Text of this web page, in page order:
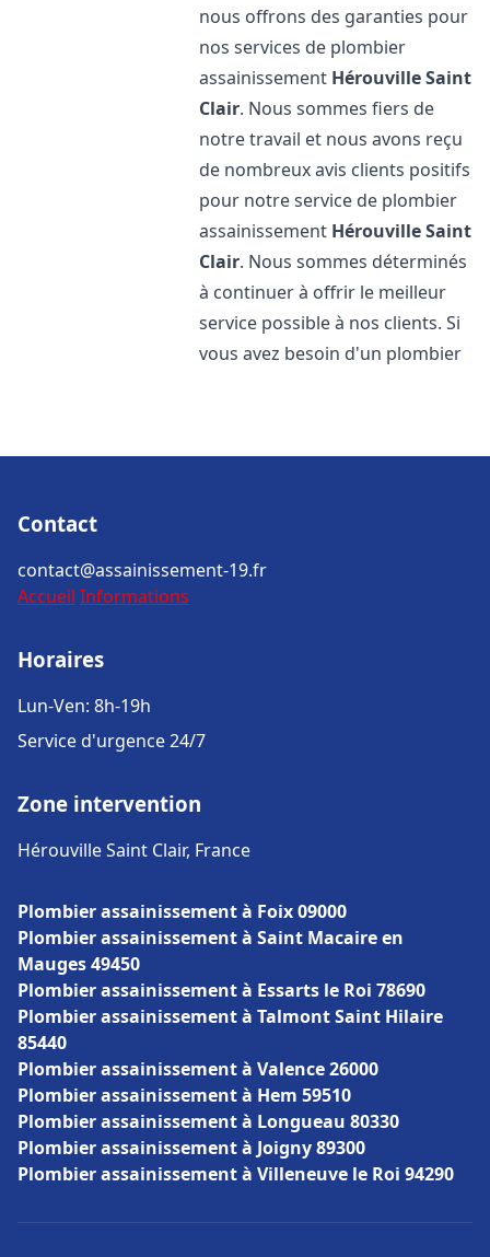
nous offrons des garanties pour
nos services de plombier
assainissement Hérouville Saint
Clair. Nous sommes fiers de
notre travail et nous avons reçu
de nombreux avis clients positifs
pour notre service de plombier
assainissement Hérouville Saint
Clair. Nous sommes déterminés
à continuer à offrir le meilleur
service possible à nos clients. Si
vous avez besoin d'un plombier
Contact
contact@assainissement-19.fr
Accueil Informations
Horaires
Lun-Ven: 8h-19h
Service d'urgence 24/7
Zone intervention
Hérouville Saint Clair, France
Plombier assainissement à Foix 09000
Plombier assainissement à Saint Macaire en
Mauges 49450
Plombier assainissement à Essarts le Roi 78690
Plombier assainissement à Talmont Saint Hilaire
85440
Plombier assainissement à Valence 26000
Plombier assainissement à Hem 59510
Plombier assainissement à Longueau 80330
Plombier assainissement à Joigny 89300
Plombier assainissement à Villeneuve le Roi 94290